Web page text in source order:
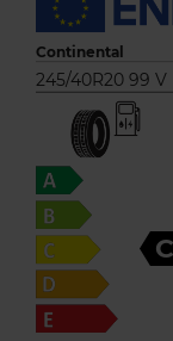
Continental
245/40R20 99 V
C